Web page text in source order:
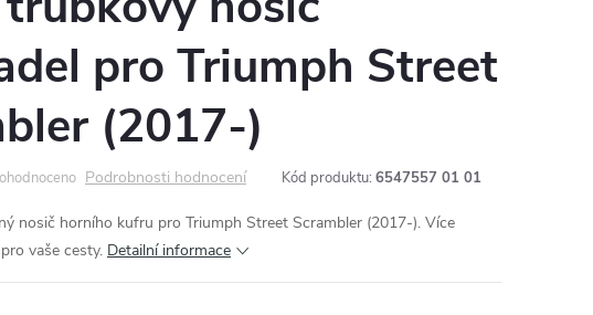
pro Triumph Street
(2017-)
Podrobnosti hodnocení Kód produktu: 6547557 01 01
nosič horního kufru pro Triumph Street Scrambler (2017-). Více
vaše cesty. Detailní informace